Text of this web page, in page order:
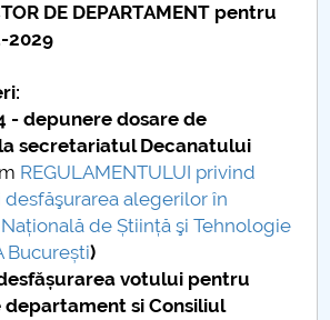
DE DEPARTAMENT pentru
2029
- depunere dosare de
secretariatul Decanatului
REGULAMENTULUI privind
desfăşurarea alegerilor în
de Știință şi Tehnologie
București)
votului pentru
si Consiliul